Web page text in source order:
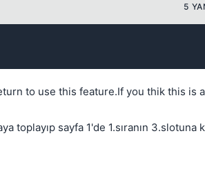
5
to use this feature.If you thik this is
toplayıp sayfa 1'de 1.sıranın